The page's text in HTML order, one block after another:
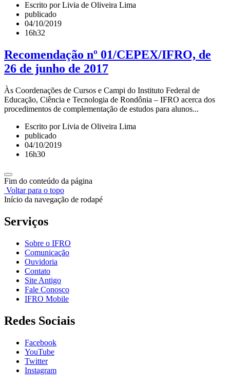
Escrito por Livia de Oliveira Lima
publicado
04/10/2019
16h32
Recomendação nº 01/CEPEX/IFRO, de
26 de junho de 2017
Às Coordenações de Cursos e Campi do Instituto Federal de
Educação, Ciência e Tecnologia de Rondônia – IFRO acerca dos
procedimentos de complementação de estudos para alunos...
Escrito por Livia de Oliveira Lima
publicado
04/10/2019
16h30
Fim do conteúdo da página
Voltar para o topo
Início da navegação de rodapé
Serviços
Sobre o IFRO
Comunicação
Ouvidoria
Contato
Site Antigo
Fale Conosco
IFRO Mobile
Redes Sociais
Facebook
YouTube
Twitter
Instagram